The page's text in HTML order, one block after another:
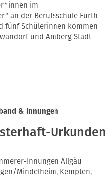
im
an der Berufsschule Furth
fünf Schülerinnen kommen
und Amberg Stadt
& Innungen
Urkunden
Innungen Allgäu
Mindelheim, Kempten,